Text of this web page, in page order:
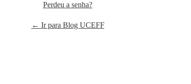
Perdeu a senha?
← Ir para Blog UCEFF